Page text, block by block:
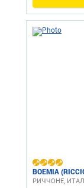
BOEMIA
РИЧЧОНЕ,